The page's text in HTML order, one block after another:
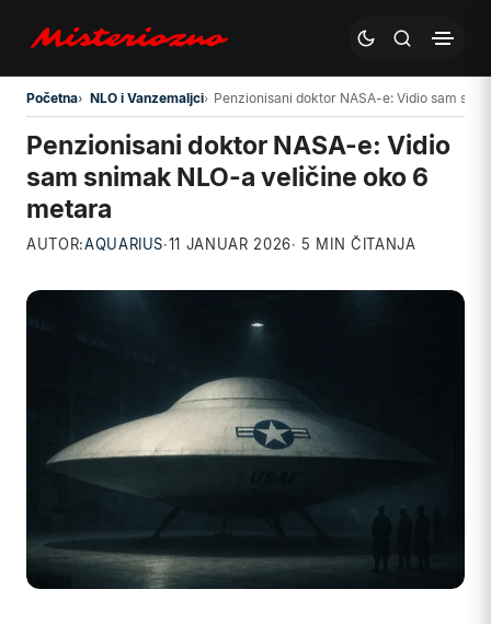
Preskoči na glavni sadržaj
Početna NLO i Vanzemaljci Penzionisani doktor NASA-e: Vidio sam
Penzionisani doktor NASA-e: Vidio
sam snimak NLO-a veličine oko 6
metara
AUTOR:AQUARIUS·11 JANUAR 2026· 5 MIN ČITANJA